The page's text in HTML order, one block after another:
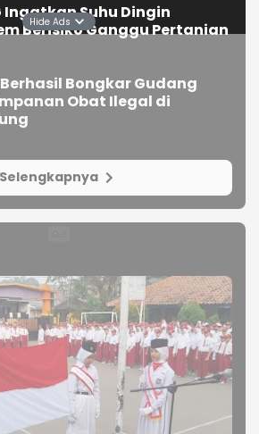
Ingatkan Suhu Dingin
Berisiko Ganggu Pertanian
Bongkar Gudang
Obat Ilegal di
Selengkapnya
Hide Ads